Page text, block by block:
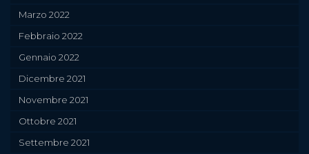
Marzo 2022
Febbraio 2022
Gennaio 2022
Dicembre 2021
Novembre 2021
Ottobre 2021
Settembre 2021